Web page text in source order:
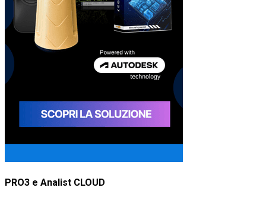
PRO3 e Analist CLOUD